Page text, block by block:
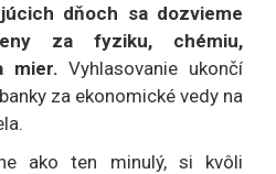
dňoch sa dozvieme
za fyziku, chémiu,
mier. Vyhlasovanie ukončí
za ekonomické vedy na
ako ten minulý, si kvôli